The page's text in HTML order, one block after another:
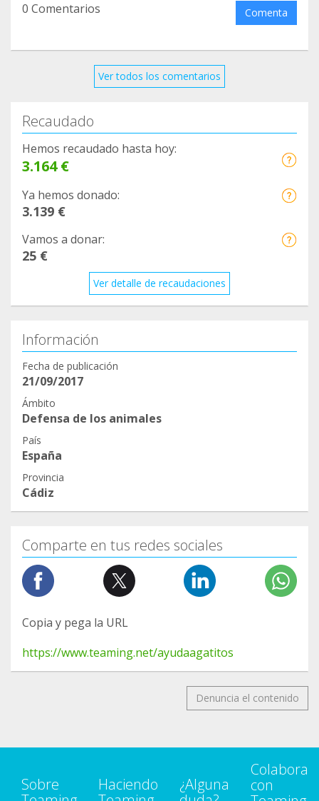
0 Comentarios Comenta
Ver todos los comentarios
Recaudado
Hemos recaudado hasta hoy:
3.164 €
Ya hemos donado:
3.139 €
Vamos a donar:
25 €
Ver detalle de recaudaciones
Información
Fecha de publicación
21/09/2017
Ámbito
Defensa de los animales
País
España
Provincia
Cádiz
Comparte en tus redes sociales
Copia y pega la URL
https://www.teaming.net/ayudaagatitos
Denuncia el contenido
Sobre
Haciendo
¿Alguna
Colabora
con